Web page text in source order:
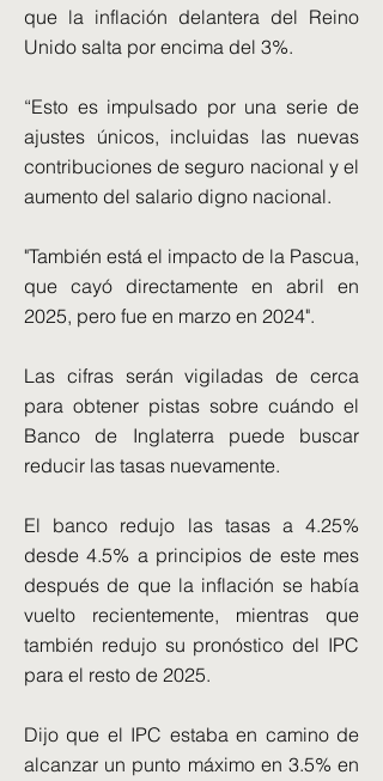
que la inflación delantera del Reino
Unido salta por encima del 3%.
“Esto es impulsado por una serie de
ajustes únicos, incluidas las nuevas
contribuciones de seguro nacional y el
aumento del salario digno nacional.
"También está el impacto de la Pascua,
que cayó directamente en abril en
2025, pero fue en marzo en 2024".
Las cifras serán vigiladas de cerca
para obtener pistas sobre cuándo el
Banco de Inglaterra puede buscar
reducir las tasas nuevamente.
El banco redujo las tasas a 4.25%
desde 4.5% a principios de este mes
después de que la inflación se había
vuelto recientemente, mientras que
también redujo su pronóstico del IPC
para el resto de 2025.
Dijo que el IPC estaba en camino de
alcanzar un punto máximo en 3.5% en